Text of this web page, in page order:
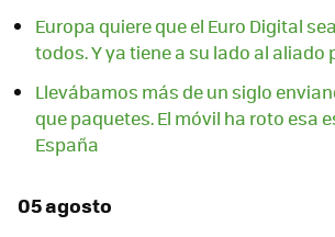
Europa quiere que el Euro Digital
todos. Y ya tiene a su lado al aliado
Llevábamos más de un siglo
que paquetes. El móvil ha roto esa
España
05 agosto